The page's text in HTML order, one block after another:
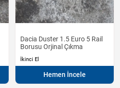
Dacia Duster 1.5 Euro 5 Rail
Borusu Orjinal Çıkma
İkinci El
Hemen İncele